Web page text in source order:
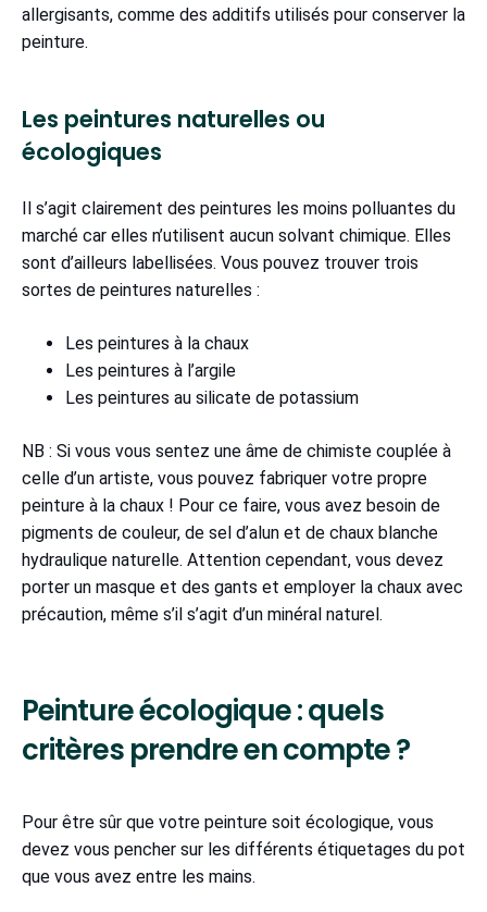
allergisants, comme des additifs utilisés pour conserver la
peinture.
Les peintures naturelles ou
écologiques
Il s’agit clairement des peintures les moins polluantes du
marché car elles n’utilisent aucun solvant chimique. Elles
sont d’ailleurs labellisées. Vous pouvez trouver trois
sortes de peintures naturelles :
Les peintures à la chaux
Les peintures à l’argile
Les peintures au silicate de potassium
NB : Si vous vous sentez une âme de chimiste couplée à
celle d’un artiste, vous pouvez fabriquer votre propre
peinture à la chaux ! Pour ce faire, vous avez besoin de
pigments de couleur, de sel d’alun et de chaux blanche
hydraulique naturelle. Attention cependant, vous devez
porter un masque et des gants et employer la chaux avec
précaution, même s’il s’agit d’un minéral naturel.
Peinture écologique : quels
critères prendre en compte ?
Pour être sûr que votre peinture soit écologique, vous
devez vous pencher sur les différents étiquetages du pot
que vous avez entre les mains.